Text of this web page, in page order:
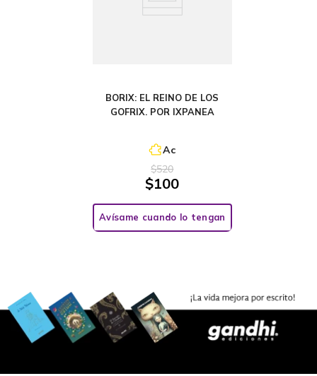
BORIX: EL REINO DE LOS
GOFRIX. POR IXPANEA
Ac
$520
$100
Avísame cuando lo tengan